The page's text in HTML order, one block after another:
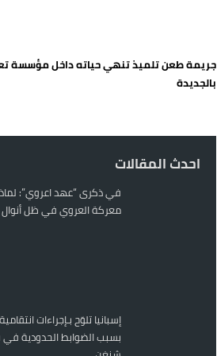
جريمة طعن تلميذ تنهي حياته داخل مؤسسة
بالجديدة
احدث المقالات
في ذكرى “عهد اعروي”:
معركة العروي في ظل
إسبانيا تلوّح بـإجراءات
بسبب الضوابط الحدودية